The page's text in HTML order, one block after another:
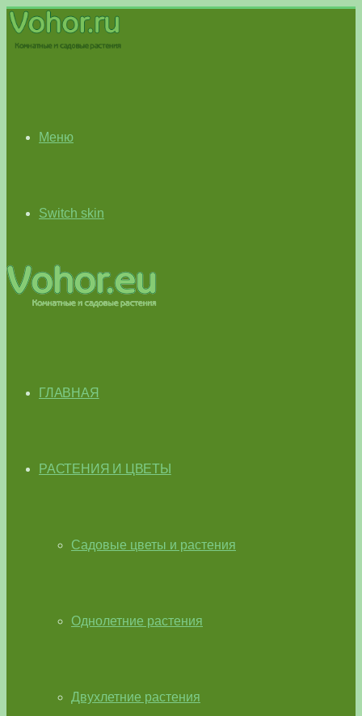
Меню
Switch skin
ГЛАВНАЯ
РАСТЕНИЯ И ЦВЕТЫ
Садовые цветы и растения
Однолетние растения
Двухлетние растения